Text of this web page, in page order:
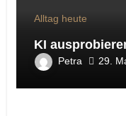
Alltag heute
KI
Petra 29.